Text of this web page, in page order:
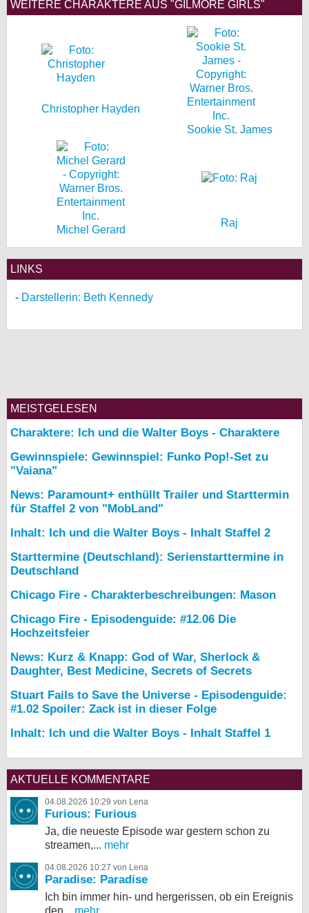
WEITERE CHARAKTERE AUS "GILMORE GIRLS"
Christopher Hayden
Sookie St. James
Michel Gerard
Raj
LINKS
Darstellerin: Beth Kennedy
MEISTGELESEN
Charaktere: Ich und die Walter Boys - Charaktere
Gewinnspiele: Gewinnspiel: Funko Pop!-Set zu
"Vaiana"
News: Paramount+ enthüllt Trailer und Starttermin
für Staffel 2 von "MobLand"
Inhalt: Ich und die Walter Boys - Inhalt Staffel 2
Starttermine (Deutschland): Serienstarttermine in
Deutschland
Chicago Fire - Charakterbeschreibungen: Mason
Chicago Fire - Episodenguide: #12.06 Die
Hochzeitsfeier
News: Kurz & Knapp: God of War, Sherlock &
Daughter, Best Medicine, Secrets of Secrets
Stuart Fails to Save the Universe - Episodenguide:
#1.02 Spoiler: Zack ist in dieser Folge
Inhalt: Ich und die Walter Boys - Inhalt Staffel 1
AKTUELLE KOMMENTARE
04.08.2026 10:29 von Lena
Furious: Furious
Ja, die neueste Episode war gestern schon zu
streamen,... mehr
04.08.2026 10:27 von Lena
Paradise: Paradise
Ich bin immer hin- und hergerissen, ob ein Ereignis
den...
mehr